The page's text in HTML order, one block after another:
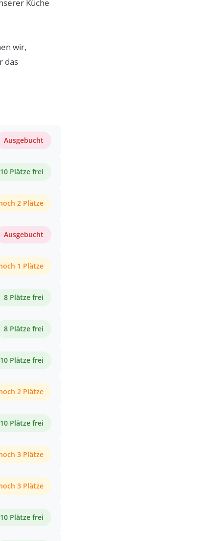
Küche
wir,
das
Ausgebucht
10 Plätze frei
2 Plätze
Ausgebucht
1 Plätze
8 Plätze frei
8 Plätze frei
10 Plätze frei
2 Plätze
10 Plätze frei
3 Plätze
3 Plätze
10 Plätze frei